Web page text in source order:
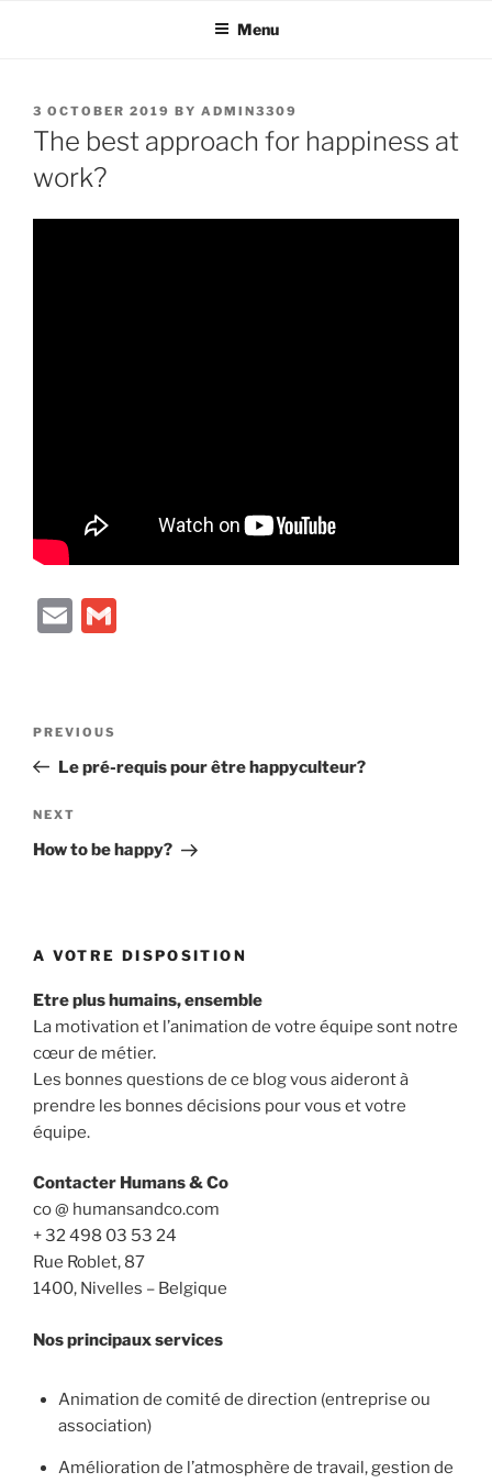
Menu
POSTED
ON
3 OCTOBER 2019 BY ADMIN3309
The best approach for happiness at
work?
E
l
Previous
Post
PREVIOUS
Le pré-requis pour être happyculteur?
Next
Post
NEXT
How to be happy?
A VOTRE DISPOSITION
Etre plus humains, ensemble
La motivation et l’animation de votre équipe sont notre
cœur de métier.
Les bonnes questions de ce blog vous aideront à
prendre les bonnes décisions pour vous et votre
équipe.
Contacter Humans & Co
co @ humansandco.com
+ 32 498 03 53 24
Rue Roblet, 87
1400, Nivelles – Belgique
Nos principaux services
Animation de comité de direction (entreprise ou
association)
Amélioration de l’atmosphère de travail, gestion de